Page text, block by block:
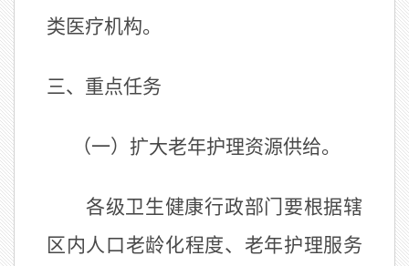
类医疗机构。
三、重点任务
（一）扩大老年护理资源供给。
各级卫生健康行政部门要根据辖
区内人口老龄化程度、老年护理服务